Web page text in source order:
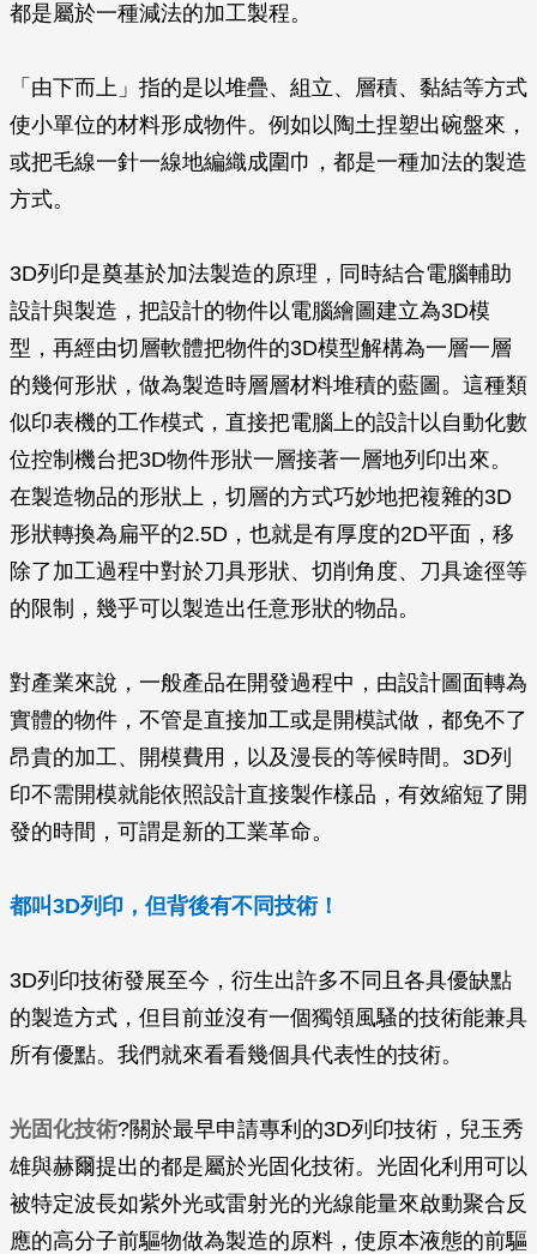
都是屬於一種減法的加工製程。
「由下而上」指的是以堆疊、組立、層積、黏結等方式
使小單位的材料形成物件。例如以陶土捏塑出碗盤來，
或把毛線一針一線地編織成圍巾，都是一種加法的製造
方式。
3D列印是奠基於加法製造的原理，同時結合電腦輔助
設計與製造，把設計的物件以電腦繪圖建立為3D模
型，再經由切層軟體把物件的3D模型解構為一層一層
的幾何形狀，做為製造時層層材料堆積的藍圖。這種類
似印表機的工作模式，直接把電腦上的設計以自動化數
位控制機台把3D物件形狀一層接著一層地列印出來。
在製造物品的形狀上，切層的方式巧妙地把複雜的3D
形狀轉換為扁平的2.5D，也就是有厚度的2D平面，移
除了加工過程中對於刀具形狀、切削角度、刀具途徑等
的限制，幾乎可以製造出任意形狀的物品。
對產業來說，一般產品在開發過程中，由設計圖面轉為
實體的物件，不管是直接加工或是開模試做，都免不了
昂貴的加工、開模費用，以及漫長的等候時間。3D列
印不需開模就能依照設計直接製作樣品，有效縮短了開
發的時間，可謂是新的工業革命。
都叫3D列印，但背後有不同技術！
3D列印技術發展至今，衍生出許多不同且各具優缺點
的製造方式，但目前並沒有一個獨領風騷的技術能兼具
所有優點。我們就來看看幾個具代表性的技術。
光固化技術?關於最早申請專利的3D列印技術，兒玉秀
雄與赫爾提出的都是屬於光固化技術。光固化利用可以
被特定波長如紫外光或雷射光的光線能量來啟動聚合反
應的高分子前驅物做為製造的原料，使原本液態的前驅